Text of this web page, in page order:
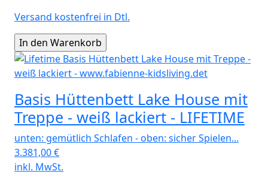
Versand kostenfrei in Dtl.
Basis Hüttenbett Lake House mit
Treppe - weiß lackiert - LIFETIME
unten: gemütlich Schlafen - oben: sicher Spielen...
3.381,00€
inkl. MwSt.